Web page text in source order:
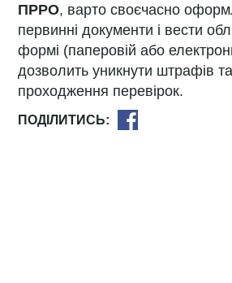
ПРРО, варто своєчасно
первинні документи і вести
формі (паперовій або
дозволить уникнути штрафів
проходження перевірок.
ПОДІЛИТИСЬ: